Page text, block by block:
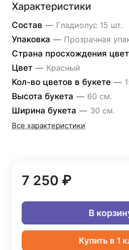
Характеристики
Состав — Гладиолус 15 шт.
Упаковка — Прозрачная
Страна просхождения
Цвет — Красный
Кол-во цветов в букете —
Высота букета — 60 см.
Ширина букета — 30 см.
Все характеристики
7 250 ₽
В
Купить в 1